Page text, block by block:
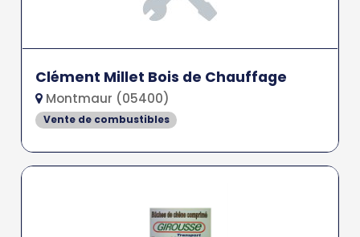
Clément Millet Bois de Chauffage
Montmaur (05400)
Vente de combustibles